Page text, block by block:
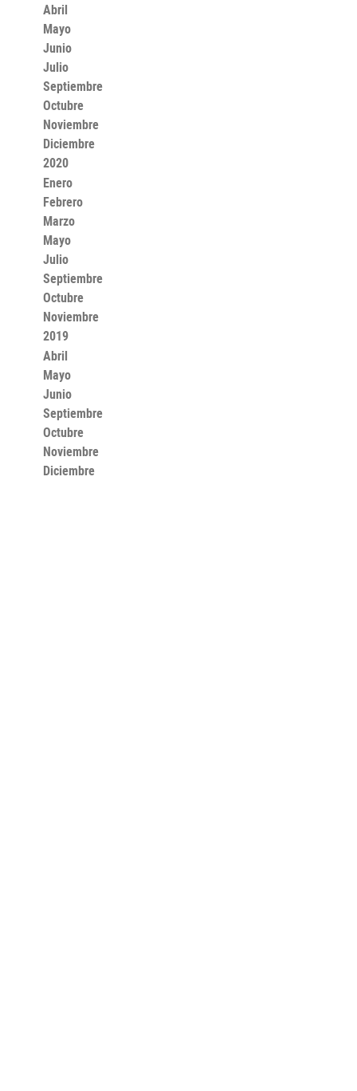
Abril
Mayo
Junio
Julio
Septiembre
Octubre
Noviembre
Diciembre
2020
Enero
Febrero
Marzo
Mayo
Julio
Septiembre
Octubre
Noviembre
2019
Abril
Mayo
Junio
Septiembre
Octubre
Noviembre
Diciembre